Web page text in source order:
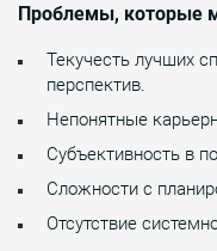
Проблемы, которые
Текучесть лучших
перспектив.
Непонятные
Субъективность в
Сложности с
Отсутствие